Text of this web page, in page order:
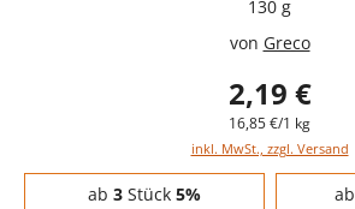
130 g
von Greco
2,19 €
16,85 €/1 kg
inkl. MwSt., zzgl. Versand
Staffelpreise - Mengenrabatt
ab 3Stück 5% ab